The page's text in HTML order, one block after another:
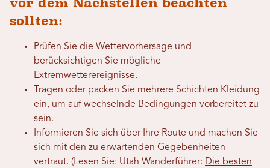
sollten:
Prüfen Sie die Wettervorhersage und
berücksichtigen Sie mögliche
Extremwetterereignisse.
Tragen oder packen Sie mehrere Schichten Kleidung
ein, um auf wechselnde Bedingungen vorbereitet zu
sein.
Informieren Sie sich über Ihre Route und machen Sie
sich mit den zu erwartenden Gegebenheiten
vertraut. (Lesen Sie: Utah Wanderführer: Die besten